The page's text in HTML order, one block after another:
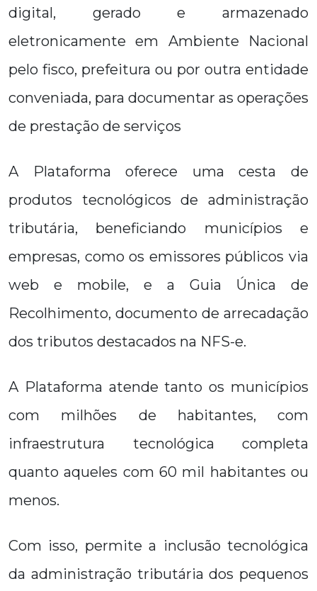
digital, gerado e armazenado
eletronicamente em Ambiente Nacional
pelo fisco, prefeitura ou por outra entidade
conveniada, para documentar as operações
de prestação de serviços
A Plataforma oferece uma cesta de
produtos tecnológicos de administração
tributária, beneficiando municípios e
empresas, como os emissores públicos via
web e mobile, e a Guia Única de
Recolhimento, documento de arrecadação
dos tributos destacados na NFS-e.
A Plataforma atende tanto os municípios
com milhões de habitantes, com
infraestrutura tecnológica completa
quanto aqueles com 60 mil habitantes ou
menos.
Com isso, permite a inclusão tecnológica
da administração tributária dos pequenos